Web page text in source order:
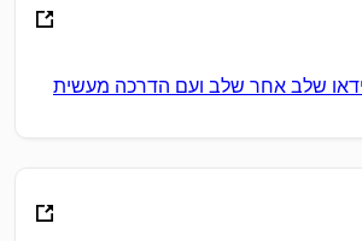
שלב אחר שלב ועם הדרכה מעשית